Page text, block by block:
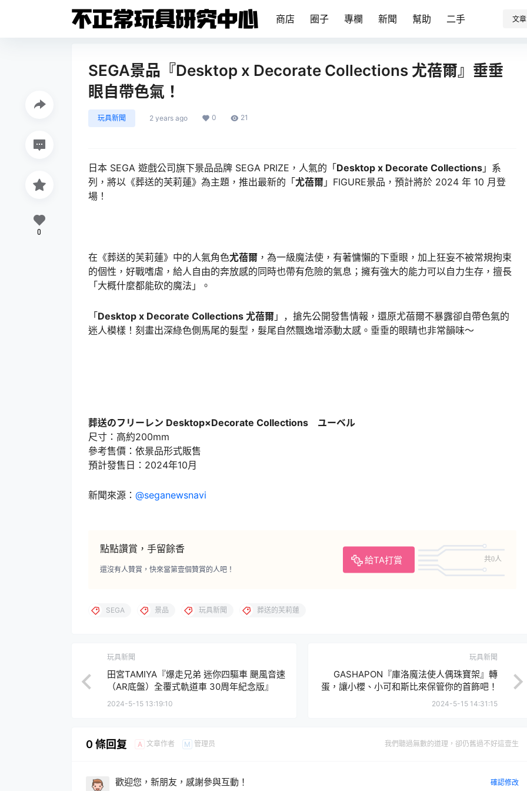
商店 圈子 專欄 新聞 幫助 二手 文章
SEGA景品『Desktop x Decorate Collections 尤蓓爾』垂垂
眼自帶色氣！
玩具新聞 2 years ago 0 21
日本 SEGA 遊戲公司旗下景品品牌 SEGA PRIZE，人氣的「Desktop x Decorate Collections 」系
列，將以《葬送的芙莉蓮》為主題，推出最新的「尤蓓爾 」FIGURE景品，預計將於 2024 年 10 月登
場！
在《葬送的芙莉蓮》中的人氣角色尤蓓爾 ，為一級魔法使，有著慵懶的下垂眼，加上狂妄不被常規拘束
的個性，好戰嗜虐，給人自由的奔放感的同時也帶有危險的氣息；擁有強大的能力可以自力生存，擅長
「大概什麼都能砍的魔法」。
「Desktop x Decorate Collections 尤蓓爾 」，搶先公開發售情報，還原尤蓓爾不暴露卻自帶色氣的
迷人模樣！刻畫出深綠色側馬尾的髮型，髮尾自然飄逸增添動太感。垂垂的眼睛也非常韻味～
葬送のフリーレン Desktop×Decorate Collections ユーベル
尺寸：高約200mm
參考售價：依景品形式販售
預計發售日：2024年10月
新聞來源： @seganewsnavi
點點讚賞，手留餘香
給TA打賞 共0人
還沒有人贊賞，快來當第壹個贊賞的人吧！
0
SEGA 景品 玩具新聞 葬送的芙莉蓮
玩具新聞
田宮TAMIYA『爆走兄弟 迷你四驅車 颶風音速
（AR底盤）全覆式軌道車 30周年紀念版』
2024-5-15 13:19:10
玩具新聞
GASHAPON『庫洛魔法使人偶珠寶架』轉
蛋，讓小櫻、小可和斯比來保管你的首飾吧！
2024-5-15 14:31:15
0 條回复 A 文章作者 M 管理员 我們聽過無數的道理，卻仍舊過不好這壹生
歡迎您，新朋友，感謝參與互動！ 確認修改